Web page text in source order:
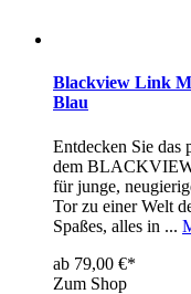
Blackview Link
Blau
Entdecken Sie
dem
für junge,
Tor zu einer Welt
Spaßes, alles in ...
ab 79,00 €*
Zum Shop